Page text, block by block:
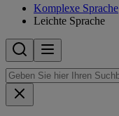
Komplexe Sprache
Leichte Sprache